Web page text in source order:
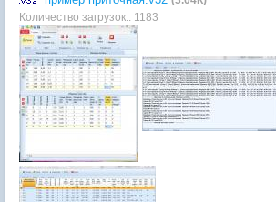
Количество загрузок:: 1183